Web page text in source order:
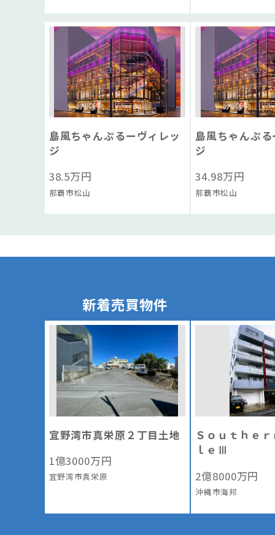
島風ちゃんぷるーヴィレッ
ジ
38.5万円
那覇市松山
島風ちゃんぷ
ジ
34.98万円
那覇市松山
新着売買物件
宜野湾市真栄原２丁目土地
1億3000万円
宜野湾市真栄原
Ｓｏｕｔｈｅ
ｌｅⅢ
2億8000万円
沖縄市海邦